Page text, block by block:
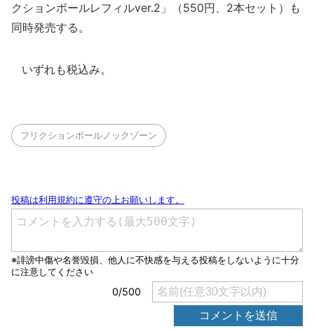
クションボールレフィルver.2」（550円、2本セット）も
同時発売する。
いずれも税込み。
フリクションボールノックゾーン